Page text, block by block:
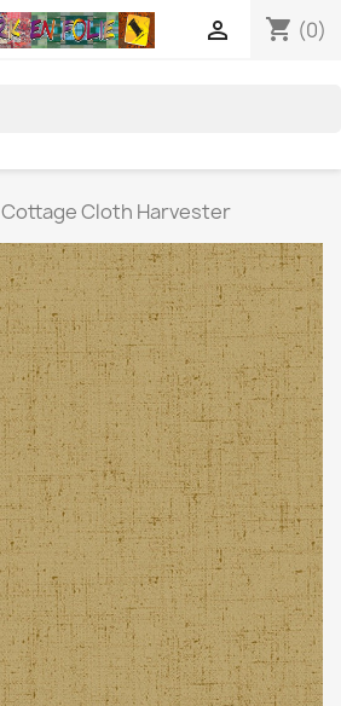
shopping_cart (0)

Cottage Cloth Harvester